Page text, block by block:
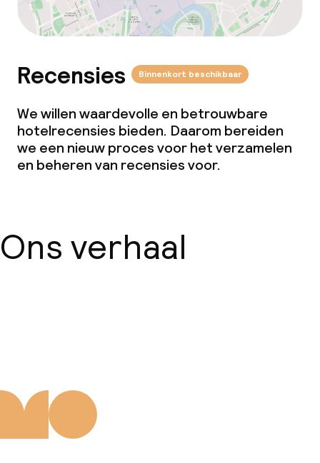
Recensies Binnenkort beschikbaar
We willen waardevolle en betrouwbare
hotelrecensies bieden. Daarom bereiden
we een nieuw proces voor het verzamelen
en beheren van recensies voor.
Ons verhaal